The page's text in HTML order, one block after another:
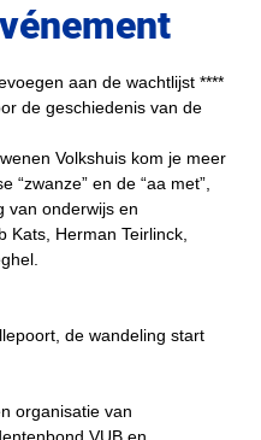
aan de wachtlijst ****
de geschiedenis van de
Volkshuis kom je meer
en de “aa met”,
van onderwijs en
Kats, Herman Teirlinck,
de wandeling start
organisatie van
VUB en